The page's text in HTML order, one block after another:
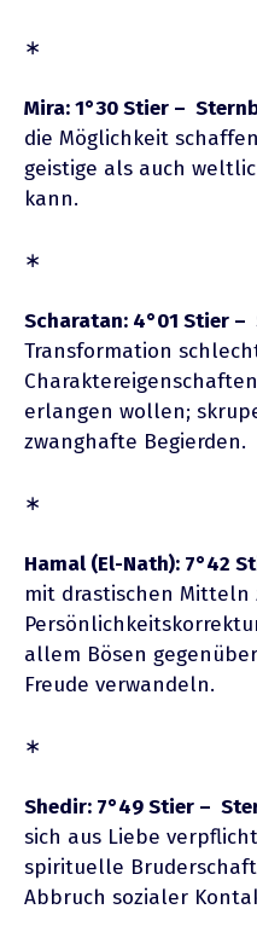
∗
Mira: 1°30 Stier –
die Möglichkeit
geistige als auch
kann.
∗
Scharatan: 4°01 Stier
Transformation
erlangen wollen;
zwanghafte Begierden.
∗
Hamal (El-Nath): 7°42
mit drastischen Mitteln
allem Bösen
Freude verwandeln.
∗
Shedir: 7°49 Stier –
sich aus Liebe
spirituelle
Abbruch sozialer